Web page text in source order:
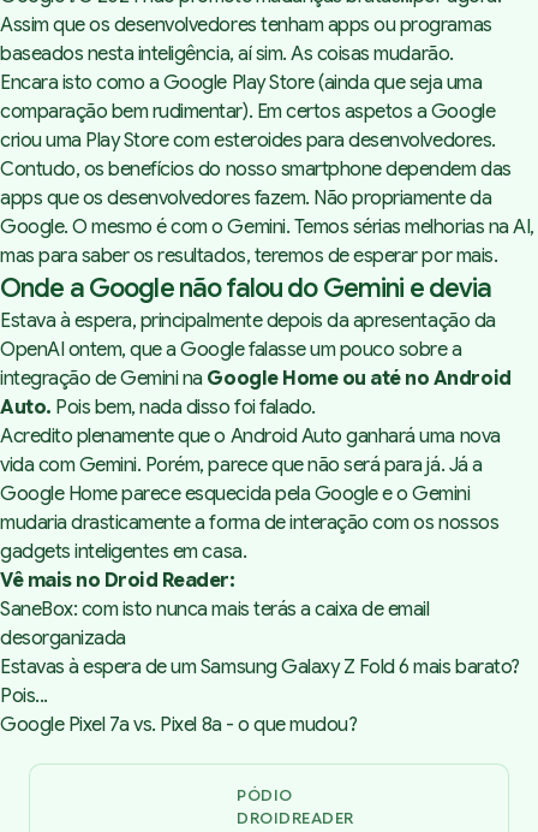
Assim que os desenvolvedores tenham apps ou programas
baseados nesta inteligência, aí sim. As coisas mudarão.
Encara isto como a Google Play Store (ainda que seja uma
comparação bem rudimentar). Em certos aspetos a Google
criou uma Play Store com esteroides para desenvolvedores.
Contudo, os benefícios do nosso smartphone dependem das
apps que os desenvolvedores fazem. Não propriamente da
Google. O mesmo é com o Gemini. Temos sérias melhorias na AI,
mas para saber os resultados, teremos de esperar por mais.
Onde a Google não falou do Gemini e devia
Estava à espera, principalmente depois da apresentação da
OpenAI ontem, que a Google falasse um pouco sobre a
integração de Gemini na Google Home ou até no Android
Auto. Pois bem, nada disso foi falado.
Acredito plenamente que o Android Auto ganhará uma nova
vida com Gemini. Porém, parece que não será para já. Já a
Google Home parece esquecida pela Google e o Gemini
mudaria drasticamente a forma de interação com os nossos
gadgets inteligentes em casa.
Vê mais no Droid Reader:
SaneBox: com isto nunca mais terás a caixa de email
desorganizada
Estavas à espera de um Samsung Galaxy Z Fold 6 mais barato?
Pois...
Google Pixel 7a vs. Pixel 8a - o que mudou?
PÓDIO
DROIDREADER